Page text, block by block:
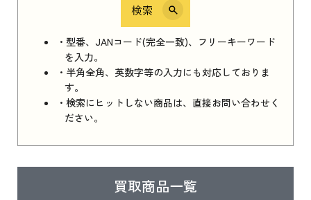
検索
・型番、JANコード(完全一致)、フリーキーワード
を入力。
・半角全角、英数字等の入力にも対応しておりま
す。
・検索にヒットしない商品は、直接お問い合わせく
ださい。
買取商品一覧
iPhone 16e シリーズ 2025
iPhone 16e シリーズ 2025 新品買取価格はこち
ら
iPad 11インチ 2025年春モデル
はこちら